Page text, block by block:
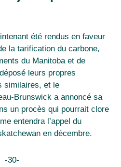
été rendus en faveur
la tarification du carbone,
du Manitoba et de
leurs propres
similaires, et le
Brunswick a annoncé sa
un procès qui pourrait clore
entendra l’appel du
en décembre.
-30-